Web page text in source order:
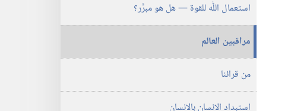
استعمال اللّٰه للقوة —‏ هل هو مبرَّر؟‏
مراقبين العالم
من قرائنا
استبداد الانسان بالانسان